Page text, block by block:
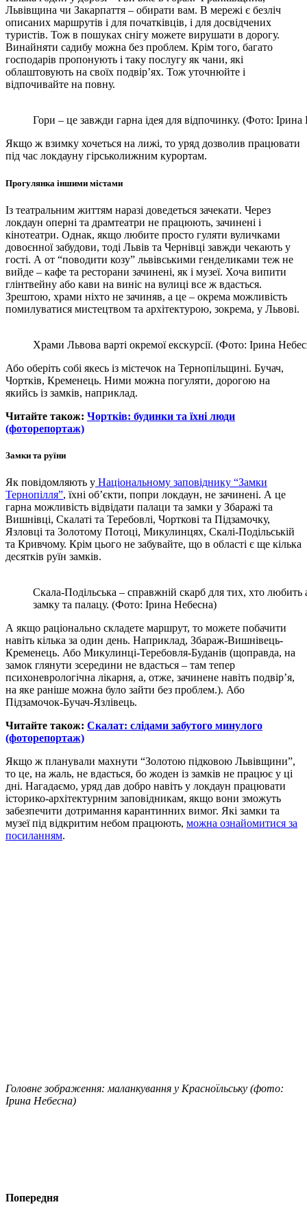
Львівщина чи Закарпаття – обирати вам. В мережі є безліч
описаних маршрутів і для початківців, і для досвідчених
туристів. Тож в пошуках снігу можете вирушати в дорогу.
Винайняти садибу можна без проблем. Крім того, багато
господарів пропонують і таку послугу як чани, які
облаштовують на своїх подвір’ях. Тож уточнюйте і
відпочивайте на повну.
Гори – це завжди гарна ідея для відпочинку. (Фото: Ірина
Якщо ж взимку хочеться на лижі, то уряд дозволив працювати
під час локдауну гірськолижним курортам.
Прогулянка іншими містами
Із театральним життям наразі доведеться зачекати. Через
локдаун оперні та драмтеатри не працюють, зачинені і
кінотеатри. Однак, якщо любите просто гуляти вуличками
довоєнної забудови, тоді Львів та Чернівці завжди чекають у
гості. А от “поводити козу” львівськими генделиками теж не
вийде – кафе та ресторани зачинені, як і музеї. Хоча випити
глінтвейну або кави на виніс на вулиці все ж вдасться.
Зрештою, храми ніхто не зачиняв, а це – окрема можливість
помилуватися мистецтвом та архітектурою, зокрема, у Львові.
Храми Львова варті окремої екскурсії. (Фото: Ірина
Або оберіть собі якесь із містечок на Тернопільщині. Бучач,
Чортків, Кременець. Ними можна погуляти, дорогою на
якийсь із замків, наприклад.
Читайте також: Чортків: будинки та їхні люди
(фоторепортаж)
Замки та руїни
Як повідомляють у Національному заповіднику “Замки
Тернопілля”, їхні об’єкти, попри локдаун, не зачинені. А це
гарна можливість відвідати палаци та замки у Збаражі та
Вишнівці, Скалаті та Теребовлі, Чорткові та Підзамочку,
Язловці та Золотому Потоці, Микулинцях, Скалі-Подільській
та Кривчому. Крім цього не забувайте, що в області є ще кілька
десятків руїн замків.
Скала-Подільська – справжній скарб для тих, хто любить
замку та палацу. (Фото: Ірина Небесна)
А якщо раціонально складете маршрут, то можете побачити
навіть кілька за один день. Наприклад, Збараж-Вишнівець-
Кременець. Або Микулинці-Теребовля-Буданів (щоправда, на
замок глянути зсередини не вдасться – там тепер
психоневрологічна лікарня, а, отже, зачинене навіть подвір’я,
на яке раніше можна було зайти без проблем.). Або
Підзамочок-Бучач-Язлівець.
Читайте також: Скалат: слідами забутого минулого
(фоторепортаж)
Якщо ж планували махнути “Золотою підковою Львівщини”,
то це, на жаль, не вдасться, бо жоден із замків не працює у ці
дні. Нагадаємо, уряд дав добро навіть у локдаун працювати
історико-архітектурним заповідникам, якщо вони зможуть
забезпечити дотримання карантинних вимог. Які замки та
музеї під відкритим небом працюють, можна ознайомитися за
посиланням.
Головне зображення: маланкування у Красноїльську (фото:
Ірина Небесна)
Попередня